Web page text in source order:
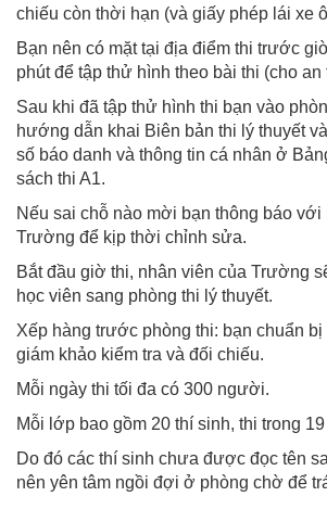
chiếu còn thời hạn (và giấy phép lái xe
Bạn nên có mặt tại địa điểm thi trước
phút để tập thử hình theo bài thi (cho an
Sau khi đã tập thử hình thi bạn vào
hướng dẫn khai Biên bản thi lý thuyết
số báo danh và thông tin cá nhân ở
sách thi A1.
Nếu sai chỗ nào mời bạn thông báo với
Trường để kịp thời chỉnh sửa.
Bắt đầu giờ thi, nhân viên của Trường
học viên sang phòng thi lý thuyết.
Xếp hàng trước phòng thi: bạn chuẩn
giám khảo kiểm tra và đối chiếu.
Mỗi ngày thi tối đa có 300 người.
Mỗi lớp bao gồm 20 thí sinh, thi trong 19
Do đó các thí sinh chưa được đọc tên
nên yên tâm ngồi đợi ở phòng chờ để